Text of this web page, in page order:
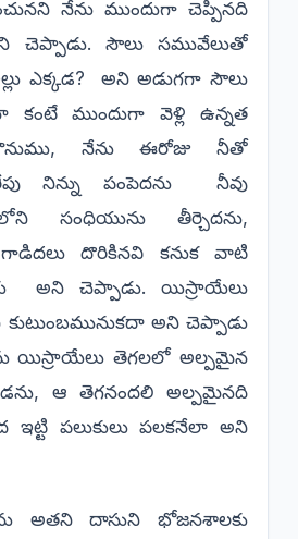
నేను ముందుగా చెప్పినది
చెప్పాడు. సౌలు సమువేలుతో
ఎక్కడ? అని అడుగగా సౌలు
కంటే ముందుగా వెళ్లి ఉన్నత
నేను ఈరోజు నీతో
నిన్ను పంపెదను నీవు
సంధియును తీర్చెదను,
దొరికినవి కనుక వాటి
అని చెప్పాడు. యిస్రాయేలు
కుటుంబమునుకదా అని చెప్పాడు
యిస్రాయేలు తెగలలో అల్పమైన
ఆ తెగనందలి అల్పమైనది
పలుకులు పలకనేలా అని
అతని దాసుని భోజనశాలకు